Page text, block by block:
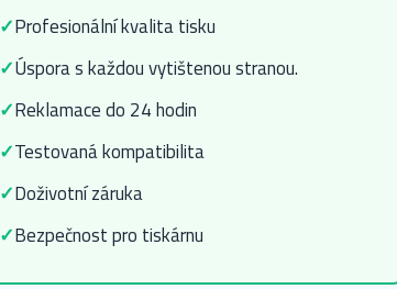
✓Profesionální kvalita tisku
✓Úspora s každou vytištenou stranou.
✓Reklamace do 24 hodin
✓Testovaná kompatibilita
✓Doživotní záruka
✓Bezpečnost pro tiskárnu